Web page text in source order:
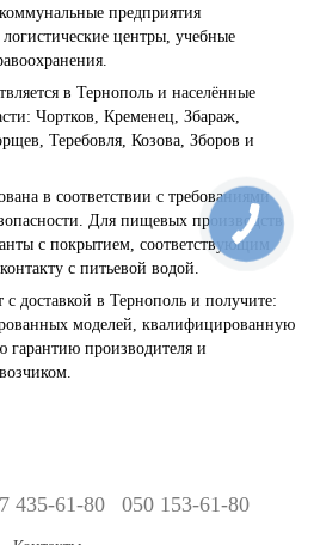
предприятия
центры, учебные
в Тернополь и населённые
Чортков, Кременец, Збараж,
Теребовля, Козова, Зборов и
в соответствии с требованиями
Для пищевых производств
с покрытием, соответствующим
с питьевой водой.
доставкой в Тернополь и получите:
моделей, квалифицированную
гарантию производителя и
435-61-80 050 153-61-80